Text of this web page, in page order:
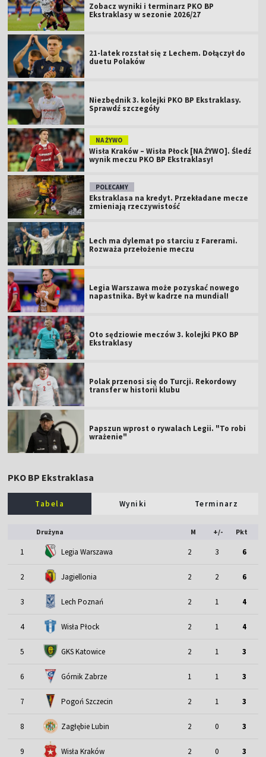
Zobacz wyniki i terminarz PKO BP
Ekstraklasy w sezonie 2026/27
21-latek rozstał się z Lechem. Dołączył do
duetu Polaków
Niezbędnik 3. kolejki PKO BP Ekstraklasy.
Sprawdź szczegóły
NA ŻYWO
Wisła Kraków – Wisła Płock [NA ŻYWO]. Śledź
wynik meczu PKO BP Ekstraklasy!
POLECAMY
Ekstraklasa na kredyt. Przekładane mecze
zmieniają rzeczywistość
Lech ma dylemat po starciu z Farerami.
Rozważa przełożenie meczu
Legia Warszawa może pozyskać nowego
napastnika. Był w kadrze na mundial!
Oto sędziowie meczów 3. kolejki PKO BP
Ekstraklasy
Polak przenosi się do Turcji. Rekordowy
transfer w historii klubu
Papszun wprost o rywalach Legii. "To robi
wrażenie"
PKO BP Ekstraklasa
Tabela Wyniki Terminarz
Drużyna M +/- Pkt
1 Legia Warszawa 2 3 6
2 Jagiellonia 2 2 6
3 Lech Poznań 2 1 4
4 Wisła Płock 2 1 4
5 GKS Katowice 2 1 3
6 Górnik Zabrze 1 1 3
7 Pogoń Szczecin 2 1 3
8 Zagłębie Lubin 2 0 3
9 Wisła Kraków 2 0 3